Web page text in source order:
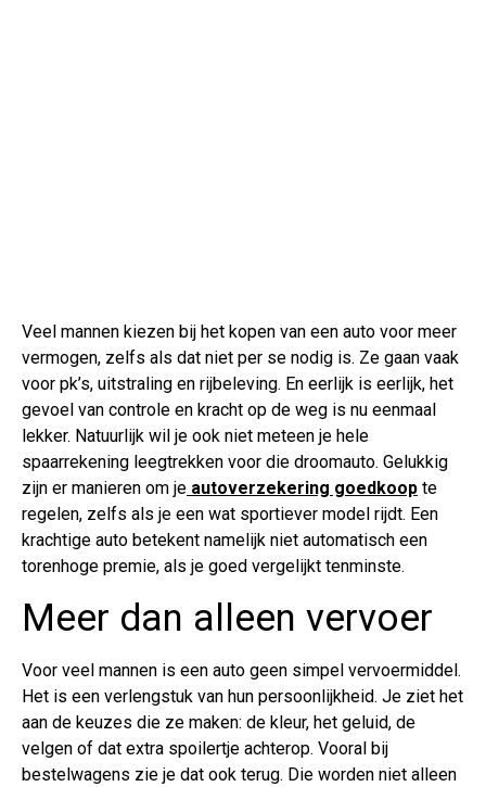
Veel mannen kiezen bij het kopen van een auto voor meer
vermogen, zelfs als dat niet per se nodig is. Ze gaan vaak
voor pk’s, uitstraling en rijbeleving. En eerlijk is eerlijk, het
gevoel van controle en kracht op de weg is nu eenmaal
lekker. Natuurlijk wil je ook niet meteen je hele
spaarrekening leegtrekken voor die droomauto. Gelukkig
zijn er manieren om je autoverzekering goedkoop te
regelen, zelfs als je een wat sportiever model rijdt. Een
krachtige auto betekent namelijk niet automatisch een
torenhoge premie, als je goed vergelijkt tenminste.
Meer dan alleen vervoer
Voor veel mannen is een auto geen simpel vervoermiddel.
Het is een verlengstuk van hun persoonlijkheid. Je ziet het
aan de keuzes die ze maken: de kleur, het geluid, de
velgen of dat extra spoilertje achterop. Vooral bij
bestelwagens zie je dat ook terug. Die worden niet alleen